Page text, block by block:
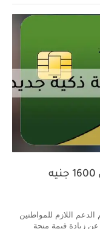
وزارة التموين تعلن عن دعم إضافي 1600 جنيه
اللازم للمواطنين
عن زيادة قيمة منحة